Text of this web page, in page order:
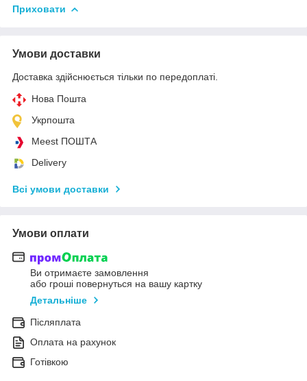
Приховати
Умови доставки
Доставка здійснюється тільки по передоплаті.
Нова Пошта
Укрпошта
Meest ПОШТА
Delivery
Всі умови доставки
Умови оплати
Ви отримаєте замовлення
або гроші повернуться на вашу картку
Детальніше
Післяплата
Оплата на рахунок
Готівкою